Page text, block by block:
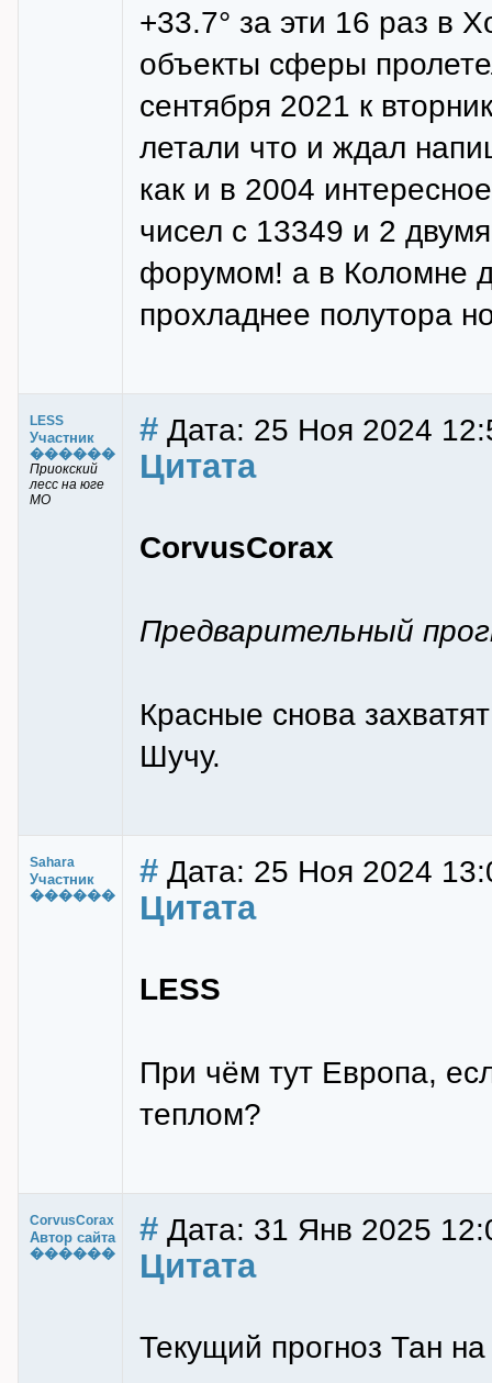
+33.7° за эти 16 раз в
объекты сферы
сентября 2021 к
летали что и ждал
как и в 2004
чисел с 13349 и 2
форумом! а в Коломне
прохладнее полутора
LESS
Участник
������
Приокский
лесс на юге
МО
# Дата: 25 Ноя 2024
Цитата
CorvusCorax
Предварительный
Красные снова
Шучу.
Sahara
Участник
������
# Дата: 25 Ноя 2024
Цитата
LESS
При чём тут Европа,
теплом?
CorvusCorax
Автор сайта
������
# Дата: 31 Янв 2025
Цитата
Текущий прогноз Тан